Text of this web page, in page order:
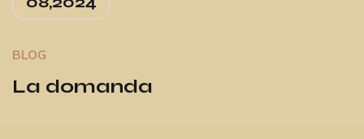
BLOG
La domanda